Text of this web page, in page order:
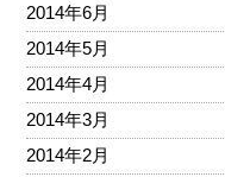
2014年6月
2014年5月
2014年4月
2014年3月
2014年2月